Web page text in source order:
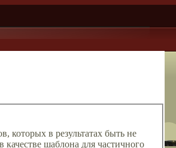
которых в результатах быть не
в качестве шаблона для частичного